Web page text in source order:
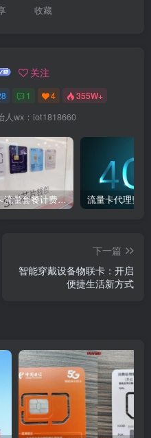
收藏
关注
1 4 355W+
人wx：iot1818660
物联卡流量套餐计费方式 流量卡代理费用
下一篇
智能穿戴设备物联卡：开启
便捷生活新方式